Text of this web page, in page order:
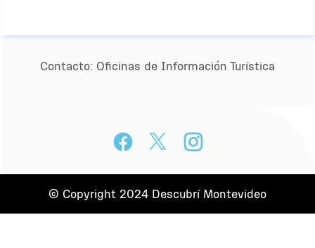
Contacto: Oﬁcinas de Información Turística
© Copyright 2024 Descubrí Montevideo